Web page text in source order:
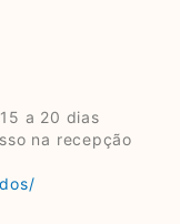
a 20 dias
na recepção